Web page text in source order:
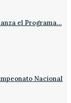
el Programa…
Nacional